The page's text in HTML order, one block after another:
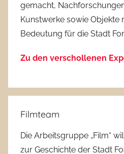
gemacht,
Kunstwerke sowie Objekte
Bedeutung für die Stadt
Zu den verschollenen
Filmteam
Die Arbeitsgruppe „Film“
zur Geschichte der Stadt